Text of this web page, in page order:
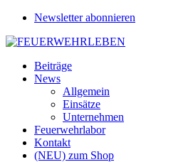
Newsletter abonnieren
Beiträge
News
Allgemein
Einsätze
Unternehmen
Feuerwehrlabor
Kontakt
(NEU) zum Shop